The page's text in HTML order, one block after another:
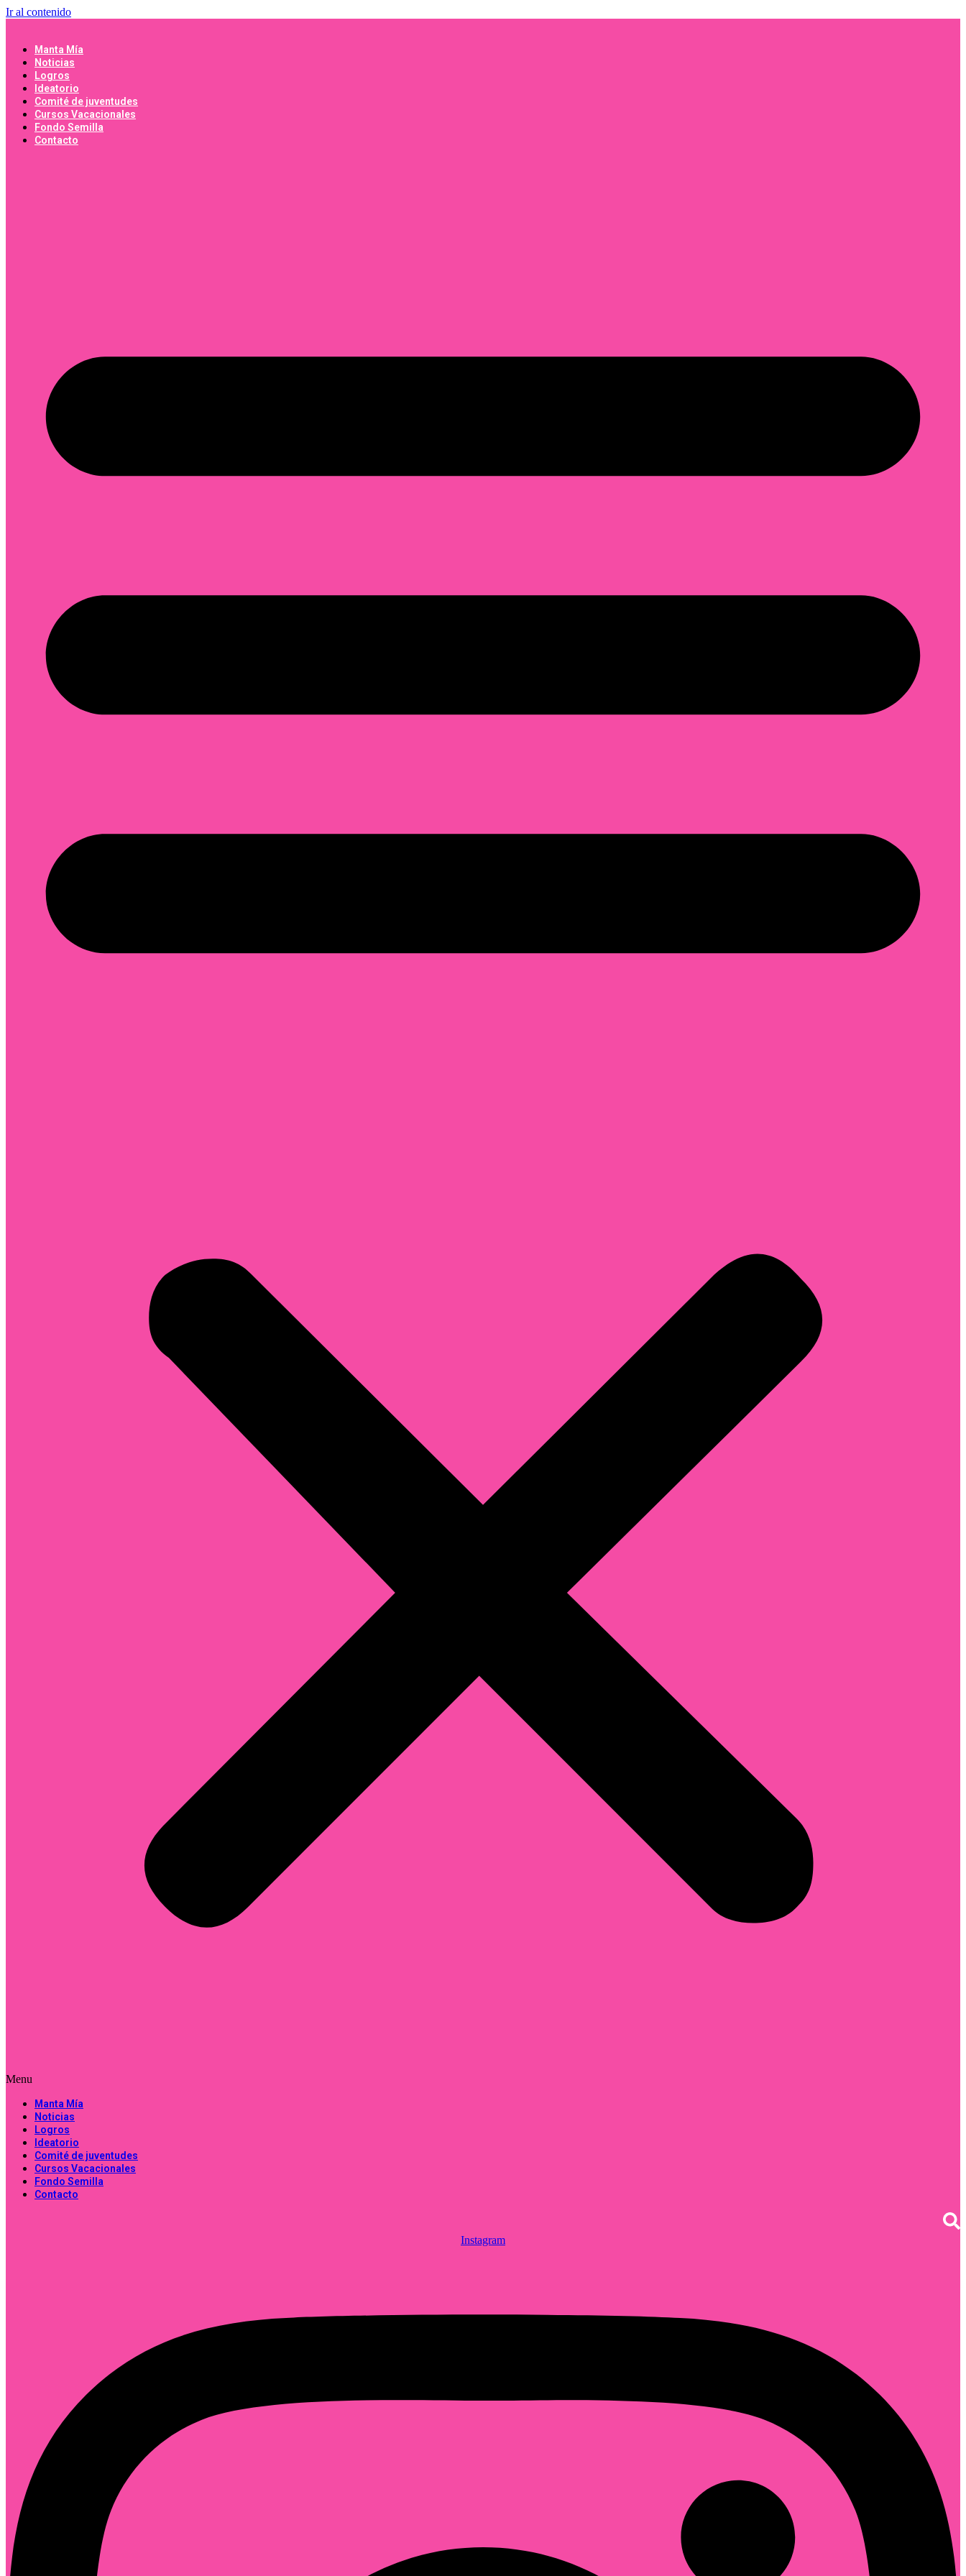
Ir al contenido
Manta Mía
Noticias
Logros
Ideatorio
Comité de juventudes
Cursos Vacacionales
Fondo Semilla
Contacto
Menu
Manta Mía
Noticias
Logros
Ideatorio
Comité de juventudes
Cursos Vacacionales
Fondo Semilla
Contacto
Instagram